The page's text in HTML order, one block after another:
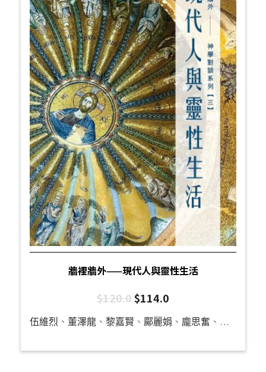
牆裡牆外——現代人與靈性生活
$120.0$114.0
伍維烈 、 董澤龍 、 黎嘉賢 、 鄺麗娟 、 龐思奮 、 何威達